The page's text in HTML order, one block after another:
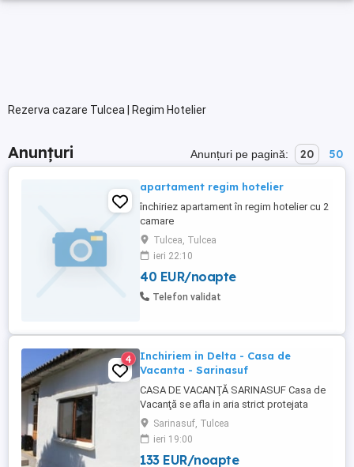
Rezerva cazare Tulcea | Regim Hotelier
Anunțuri Anunțuri pe pagină: 20 50
apartament regim hotelier
închiriez apartament în regim hotelier cu 2
camare
Tulcea, Tulcea
ieri 22:10
40 EUR/noapte
Telefon validat
4
Inchiriem in Delta - Casa de
Vacanta - Sarinasuf
CASA DE VACANŢĂ SARINASUF Casa de
Vacanţă se afla in aria strict protejata
rezervatia naturala Delta Dunarii,localitatea
Sarinasuf - jud. Tulcea . Satul este situat
pe malul lacului Razelm la intersecţia
canalului Lipoveni cu canalul Dunăvăţ.
Sarinasuf, Tulcea
ieri 19:00
133 EUR/noapte